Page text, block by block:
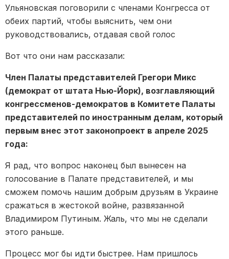
Ульяновская поговорили с членами Конгресса от
обеих партий, чтобы выяснить, чем они
руководствовались, отдавая свой голос
Вот что они нам рассказали:
Член Палаты представителей Грегори Микс
(демократ от штата Нью-Йорк), возглавляющий
конгрессменов-демократов в Комитете Палаты
представителей по иностранным делам, который
первым внес этот законопроект в апреле 2025
года:
Я рад, что вопрос наконец был вынесен на
голосование в Палате представителей, и мы
сможем помочь нашим добрым друзьям в Украине
сражаться в жестокой войне, развязанной
Владимиром Путиным. Жаль, что мы не сделали
этого раньше.
Процесс мог бы идти быстрее. Нам пришлось